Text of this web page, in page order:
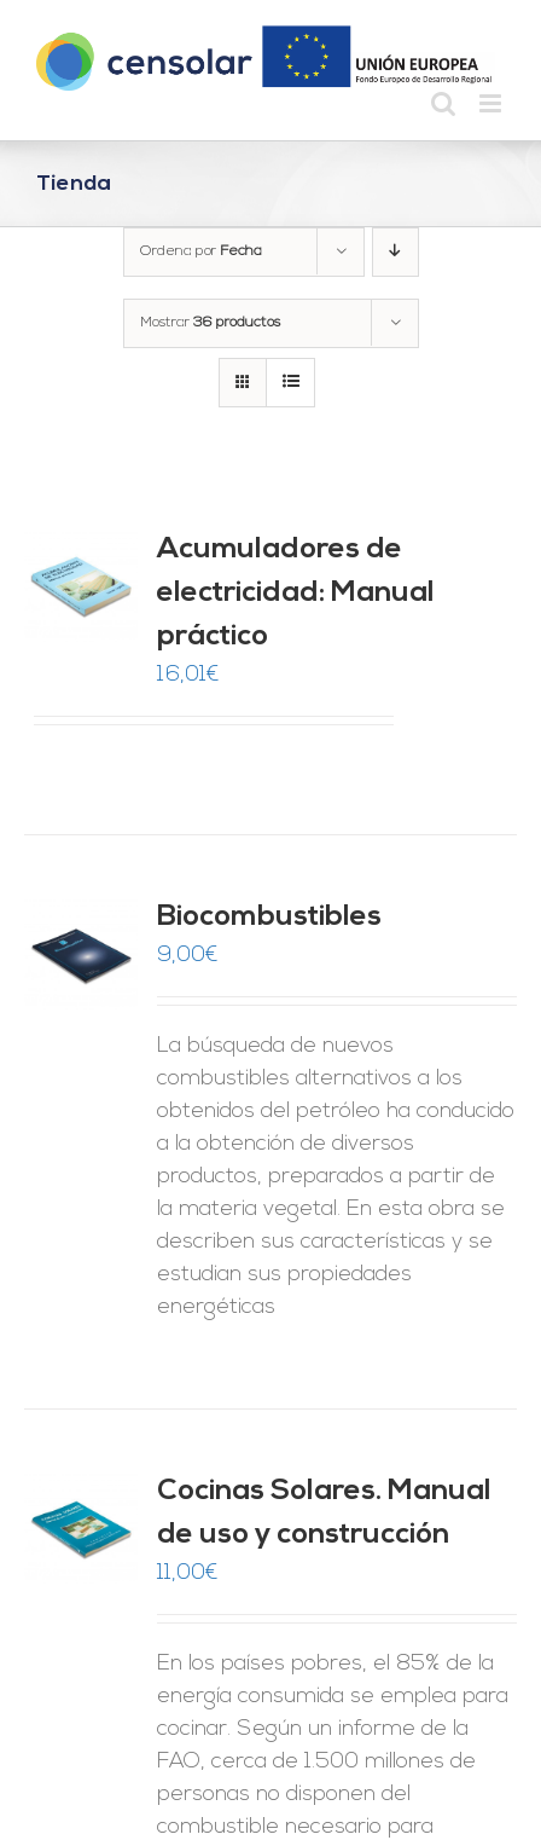
contenido
Tienda
Ordena por Fecha
Mostrar 36 productos
Acumuladores de
electricidad: Manual
práctico
16,01€
Biocombustibles
9,00€
La búsqueda de nuevos
combustibles alternativos a los
obtenidos del petróleo ha conducido
a la obtención de diversos
productos, preparados a partir de
la materia vegetal. En esta obra se
describen sus características y se
estudian sus propiedades
energéticas
Cocinas Solares. Manual
de uso y construcción
11,00€
En los países pobres, el 85% de la
energía consumida se emplea para
cocinar. Según un informe de la
FAO, cerca de 1.500 millones de
personas no disponen del
combustible necesario para